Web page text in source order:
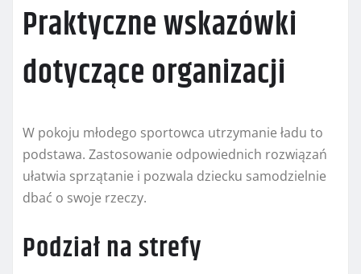
Praktyczne wskazówki
dotyczące organizacji
W pokoju młodego sportowca utrzymanie ładu to
podstawa. Zastosowanie odpowiednich rozwiązań
ułatwia sprzątanie i pozwala dziecku samodzielnie
dbać o swoje rzeczy.
Podział na strefy